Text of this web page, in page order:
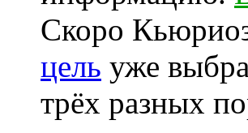
Скоро
цель уже
трёх разных